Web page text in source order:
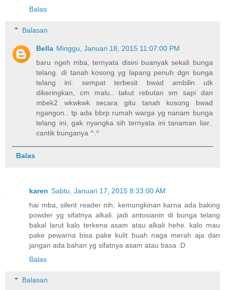
Balas
Balasan
Bella Minggu, Januari 18, 2015 11:07:00 PM
baru ngeh mba, ternyata disini buanyak sekali bunga
telang. di tanah kosong yg lapang penuh dgn bunga
telang ini. sempat terbesit bwad ambilin utk
dikeringkan, cm malu.. takut rebutan sm sapi dan
mbek2 wkwkwk secara gitu tanah kosong bwad
ngangon.. tp ada bbrp rumah warga yg nanam bunga
telang ini, gak nyangka sih ternyata ini tanaman liar..
cantik bunganya ^.^
Balas
karen Sabtu, Januari 17, 2015 8:33:00 AM
hai mba, silent reader nih, kemungkinan karna ada baking
powder yg sifatnya alkali. jadi antosianin di bunga telang
bakal larut kalo terkena asam atau alkali hehe. kalo mau
pake pewarna bisa pake kulit buah naga merah aja dan
jangan ada bahan yg sifatnya asam atau basa :D
Balas
Balasan